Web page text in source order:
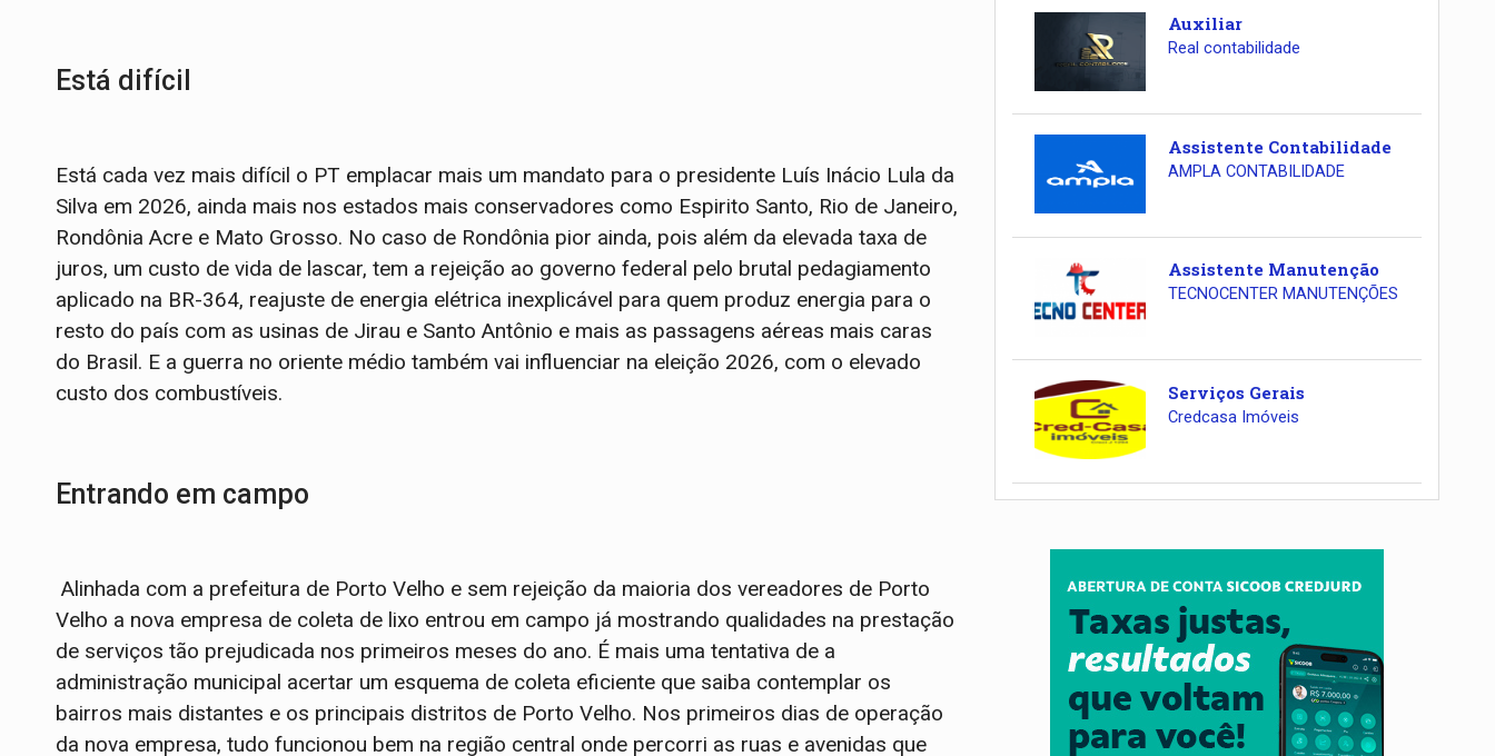
Está difícil
Está cada vez mais difícil o PT emplacar mais um mandato para o presidente Luís Inácio Lula da
Silva em 2026, ainda mais nos estados mais conservadores como Espirito Santo, Rio de Janeiro,
Rondônia Acre e Mato Grosso. No caso de Rondônia pior ainda, pois além da elevada taxa de
juros, um custo de vida de lascar, tem a rejeição ao governo federal pelo brutal pedagiamento
aplicado na BR-364, reajuste de energia elétrica inexplicável para quem produz energia para o
resto do país com as usinas de Jirau e Santo Antônio e mais as passagens aéreas mais caras
do Brasil. E a guerra no oriente médio também vai influenciar na eleição 2026, com o elevado
custo dos combustíveis.
Entrando em campo
Alinhada com a prefeitura de Porto Velho e sem rejeição da maioria dos vereadores de Porto
Velho a nova empresa de coleta de lixo entrou em campo já mostrando qualidades na prestação
de serviços tão prejudicada nos primeiros meses do ano. É mais uma tentativa de a
administração municipal acertar um esquema de coleta eficiente que saiba contemplar os
bairros mais distantes e os principais distritos de Porto Velho. Nos primeiros dias de operação
da nova empresa, tudo funcionou bem na região central onde percorri as ruas e avenidas que
Auxiliar
Real contabilidade
Assistente Contabilidade
AMPLA CONTABILIDADE
Assistente Manutenção
TECNOCENTER MANUTENÇÕES
Serviços Gerais
Credcasa Imóveis